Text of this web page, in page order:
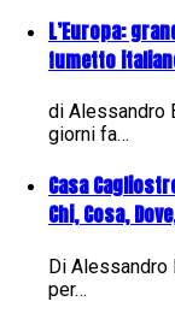
L’Europa:
fumetto
di Alessandro
giorni fa…
Casa
Chi, Cosa,
Di Alessandro
per…